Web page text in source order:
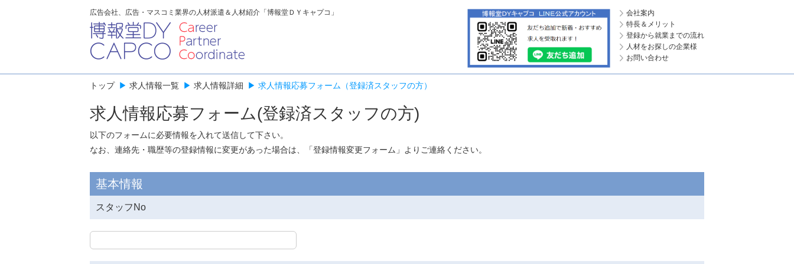
広告会社、広告・マスコミ業界の人材派遣＆人材紹介「博報堂ＤＹキャプコ」
会社案内
特長＆メリット
登録から就業までの流れ
人材をお探しの企業様
お問い合わせ
トップ ▶ 求人情報一覧 ▶ 求人情報詳細 ▶ 求人情報応募フォーム（登録済スタッフの方）
求人情報応募フォーム(登録済スタッフの方)
以下のフォームに必要情報を入れて送信して下さい。
なお、連絡先・職歴等の登録情報に変更があった場合は、「登録情報変更フォーム 」よりご連絡ください。
基本情報
スタッフNo